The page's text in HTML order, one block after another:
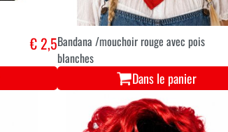
€ 2,5Bandana /mouchoir rouge avec pois
blanches
Dans le panier